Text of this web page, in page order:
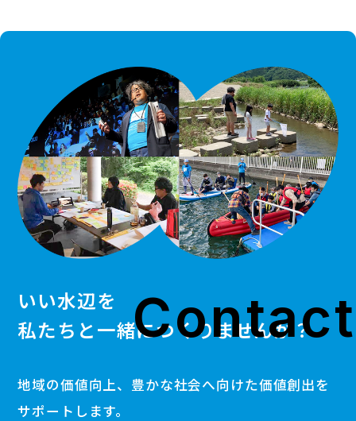
Contact
いい水辺を
私たちと一緒につくりませんか？
地域の価値向上、豊かな社会へ向けた価値創出を
サポートします。